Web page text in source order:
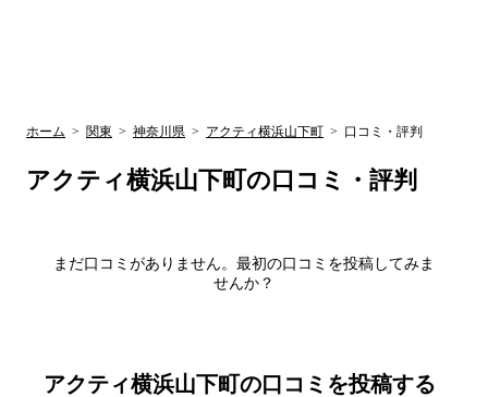
ホーム > 関東 > 神奈川県 > アクティ横浜山下町 > 口コミ・評判
アクティ横浜山下町の口コミ・評判
まだ口コミがありません。最初の口コミを投稿してみま
せんか？
アクティ横浜山下町の口コミを投稿する